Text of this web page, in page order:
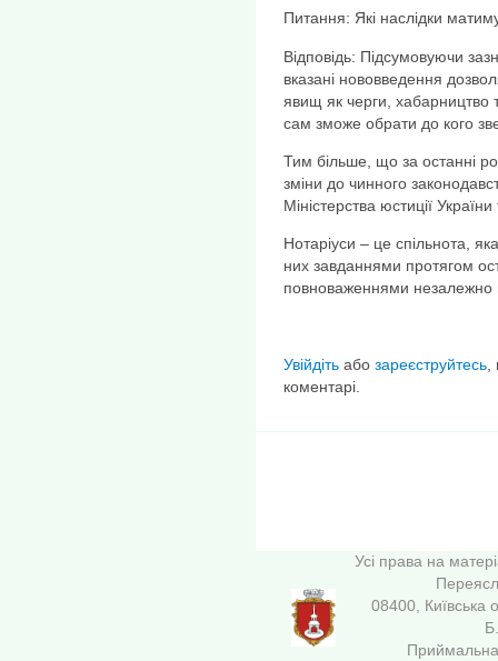
Питання: Які наслідки
Відповідь: Підсумовуючи
вказані нововведення
явищ як черги, хабарництво
сам зможе обрати до кого
Тим більше, що за останні
зміни до чинного
Міністерства юстиції
Нотаріуси – це спільнота,
них завданнями протягом
повноваженнями незалежно
Увійдіть або зареєструйтесь
коментарі.
Усі права на
08400, Київська